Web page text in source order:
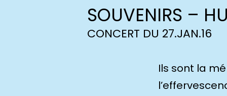
SOUVENIRS –
CONCERT DU 27.JAN.16
Ils sont la